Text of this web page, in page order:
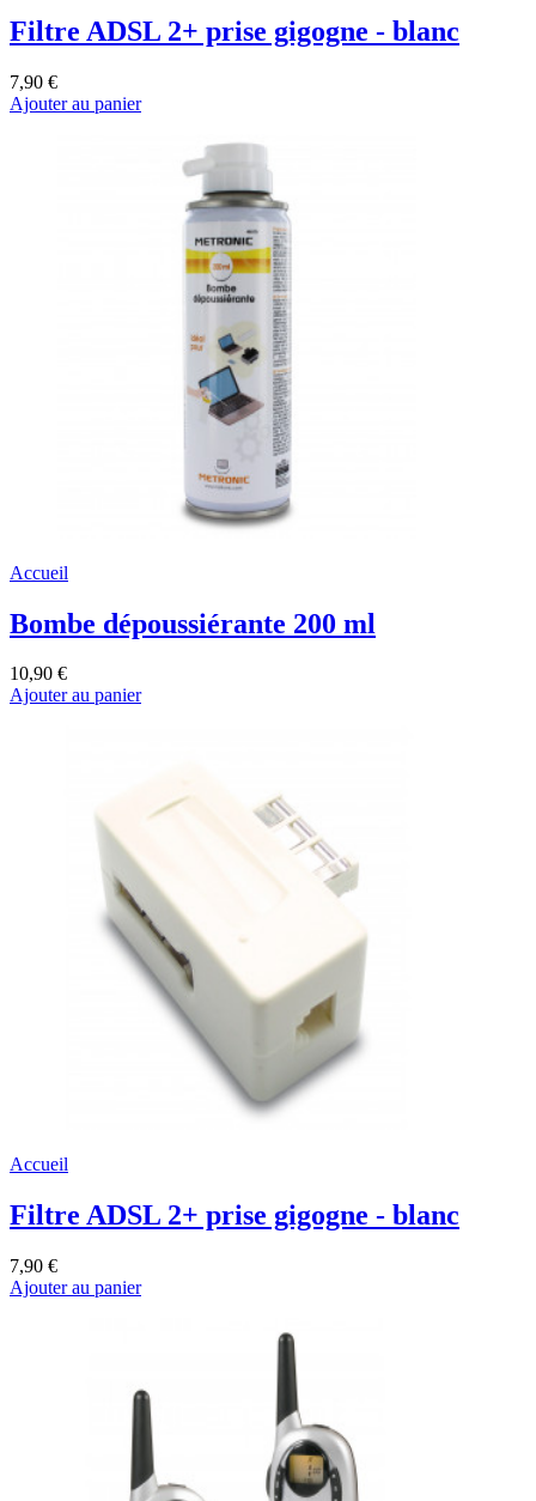
Filtre ADSL 2+ prise gigogne - blanc
7,90 €
Ajouter au panier
Accueil
Bombe dépoussiérante 200 ml
10,90 €
Ajouter au panier
Accueil
Filtre ADSL 2+ prise gigogne - blanc
7,90 €
Ajouter au panier